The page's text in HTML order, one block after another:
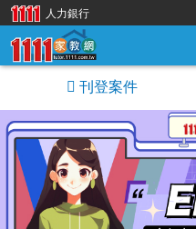
刊登案件
人力銀行